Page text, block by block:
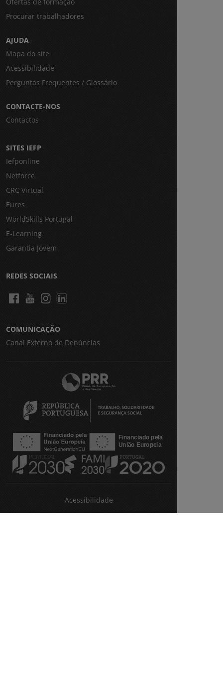
Procurar trabalhadores
AJUDA
Mapa do site
Acessibilidade
Perguntas Frequentes / Glossário
CONTACTE-NOS
Contactos
SITES IEFP
Iefponline
Netforce
CRC Virtual
Eures
WorldSkills Portugal
E-Learning
Garantia Jovem
REDES SOCIAIS
COMUNICAÇÃO
Canal Externo de Denúncias
Acessibilidade